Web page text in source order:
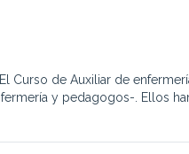
Curso de Auxiliar de
y pedagogos-. Ellos